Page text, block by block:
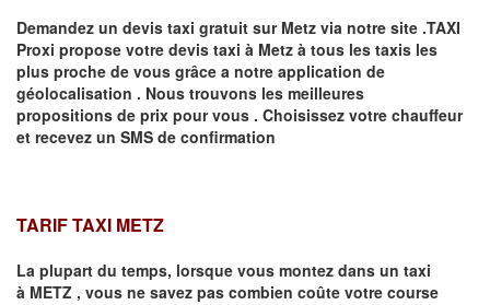
Demandez un devis taxi gratuit sur Metz via notre site .TAXI
Proxi propose votre devis taxi à Metz à tous les taxis les
plus proche de vous grâce a notre application de
géolocalisation . Nous trouvons les meilleures
propositions de prix pour vous . Choisissez votre chauffeur
et recevez un SMS de confirmation
TARIF TAXI METZ
La plupart du temps, lorsque vous montez dans un taxi
à METZ , vous ne savez pas combien coûte votre course